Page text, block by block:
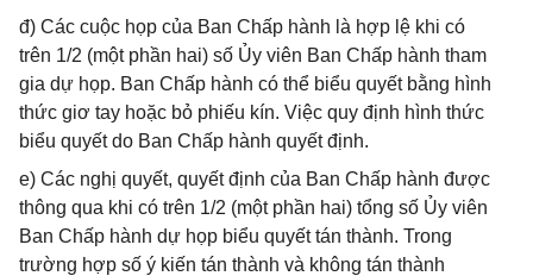
đ) Các cuộc họp của Ban Chấp hành là hợp lệ khi có
trên 1/2 (một phần hai) số Ủy viên Ban Chấp hành tham
gia dự họp. Ban Chấp hành có thể biểu quyết bằng hình
thức giơ tay hoặc bỏ phiếu kín. Việc quy định hình thức
biểu quyết do Ban Chấp hành quyết định.
e) Các nghị quyết, quyết định của Ban Chấp hành được
thông qua khi có trên 1/2 (một phần hai) tổng số Ủy viên
Ban Chấp hành dự họp biểu quyết tán thành. Trong
trường hợp số ý kiến tán thành và không tán thành